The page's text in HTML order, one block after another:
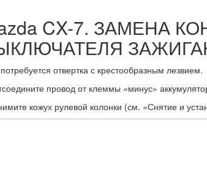
CX-7. ЗАМЕНА
отвертка с кресто­образным лезвием.
провод от клеммы «ми­нус»
кожух рулевой колонки (см. «Снятие и